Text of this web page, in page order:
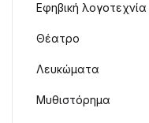
Εφηβική λογοτεχνία
Θέατρο
Λευκώματα
Μυθιστόρημα